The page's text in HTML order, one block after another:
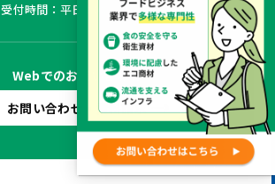
受付時間：平日9:00 ～ 17:00
Webでのお問い合わせ
お問い合わせ・資料請求